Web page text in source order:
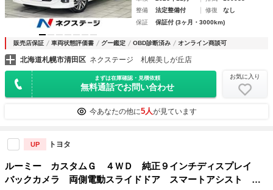
整備
法定整備付 修復
なし
保証
保証付 (3ヶ月・3000km)
販売店保証 車両状態評価書 グー鑑定 OBD診断済み オンライン商談可
北海道札幌市清田区 ネクステージ 札幌美しが丘店
まずは在庫確認・見積依頼
無料通話でお問い合わせ
お気に入り
今あなたの他に5人が見ています
UP トヨタ
ルーミー カスタムＧ ４ＷＤ 純正９インチディスプレイ
バックカメラ 両側電動スライドドア スマートアシスト レ